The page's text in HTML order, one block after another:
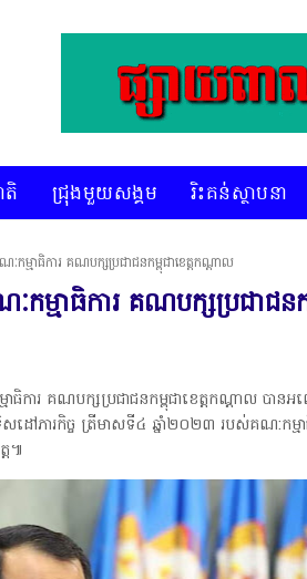
តិ ជ្រុងមួយសង្គម រិះគន់ស្ថាបនា
ម្មាធិការ គណបក្សប្រជាជនកម្ពុជាខេត្តកណ្ដាល
មាធិការ គណបក្សប្រជាជនក
ារ គណបក្សប្រជាជនកម្ពុជាខេត្តកណ្ដាល បានអ
ៅភារកិច្ច ត្រីមាសទី៤ ឆ្នាំ២០២៣ របស់គណ:កម្មា
ត៕
* គេហទំព័រ ស៊ីអេចអធី